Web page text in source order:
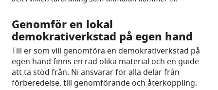
Genomför en lokal
demokrativerkstad på egen hand
Till er som vill genomföra en demokrativerkstad på
egen hand finns en rad olika material och en guide
att ta stöd från. Ni ansvarar för alla delar från
förberedelse, till genomförande och återkoppling.